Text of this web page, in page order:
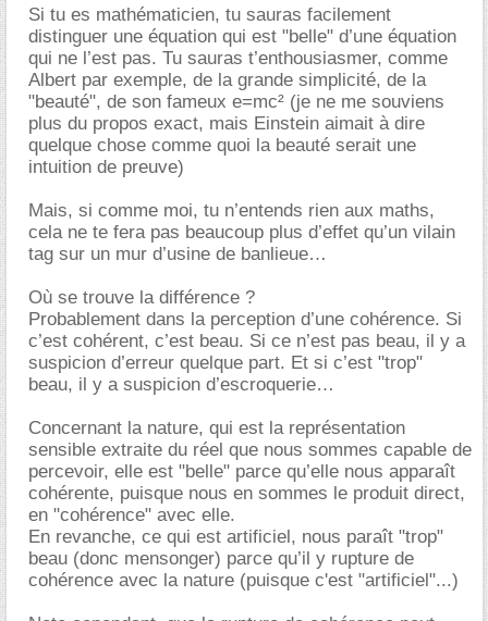
Si tu es mathématicien, tu sauras facilement
distinguer une équation qui est "belle" d’une équation
qui ne l’est pas. Tu sauras t’enthousiasmer, comme
Albert par exemple, de la grande simplicité, de la
"beauté", de son fameux e=mc² (je ne me souviens
plus du propos exact, mais Einstein aimait à dire
quelque chose comme quoi la beauté serait une
intuition de preuve)
Mais, si comme moi, tu n’entends rien aux maths,
cela ne te fera pas beaucoup plus d’effet qu’un vilain
tag sur un mur d’usine de banlieue
Où se trouve la différence ?
Probablement dans la perception d’une cohérence. Si
c’est cohérent, c’est beau. Si ce n’est pas beau, il y a
suspicion d’erreur quelque part. Et si c’est "trop"
beau, il y a suspicion d’escroquerie
Concernant la nature, qui est la représentation
sensible extraite du réel que nous sommes capable de
percevoir, elle est "belle" parce qu’elle nous apparaît
cohérente, puisque nous en sommes le produit direct,
en "cohérence" avec elle.
En revanche, ce qui est artificiel, nous paraît "trop"
beau (donc mensonger) parce qu’il y rupture de
cohérence avec la nature (puisque c'est "artificiel"...)